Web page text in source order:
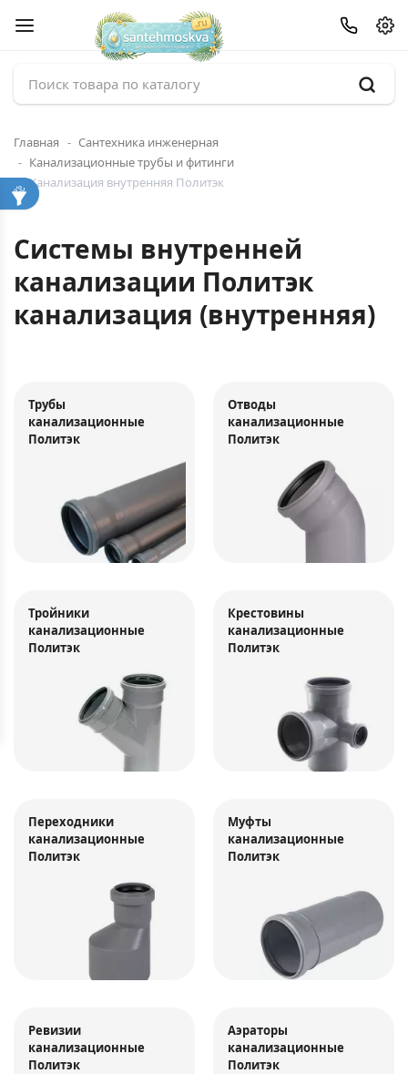
Главная
Сантехника инженерная
Канализационные трубы и фитинги
Канализация внутренняя Политэк
Системы внутренней
канализации Политэк
канализация (внутренняя)
Трубы
канализационные
Политэк
Отводы
канализационные
Политэк
Тройники
канализационные
Политэк
Крестовины
канализационные
Политэк
Переходники
канализационные
Политэк
Муфты
канализационные
Политэк
Ревизии
канализационные
Политэк
Аэраторы
канализационные
Политэк